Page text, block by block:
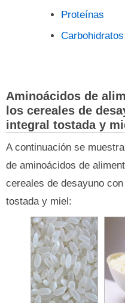
Proteínas
Carbohidratos
Aminoácidos de
los cereales de
integral tostada y
A continuación se
de aminoácidos de
cereales de desayuno
tostada y miel: